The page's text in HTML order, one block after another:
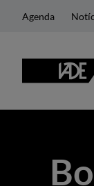
Agenda